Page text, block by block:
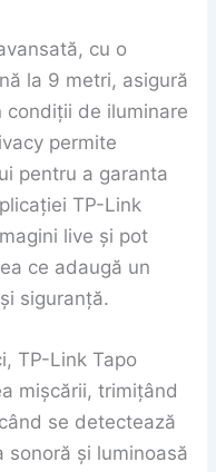
cu o
la 9 metri, asigură
condiții de iluminare
permite
pentru a garanta
TP-Link
live și pot
ce adaugă un
siguranță.
TP-Link Tapo
mișcării, trimițând
se detectează
și luminoasă